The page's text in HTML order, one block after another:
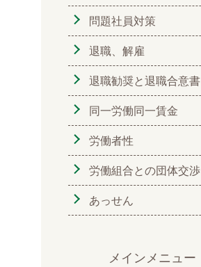
問題社員対策
退職、解雇
退職勧奨と退職合意書
同一労働同一賃金
労働者性
労働組合との団体交渉
あっせん
メインメニュー